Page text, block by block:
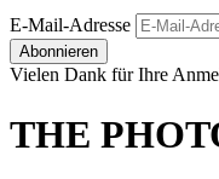
E-Mail-Adresse
Abonnieren
Vielen Dank für Ihre
THE